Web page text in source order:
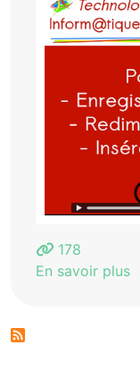
178
En savoir plus